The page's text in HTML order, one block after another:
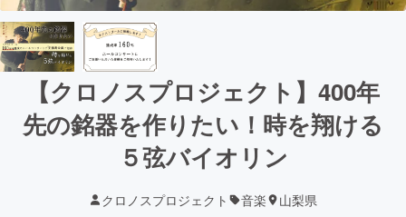
【クロノスプロジェクト】400年
先の銘器を作りたい！時を翔ける
５弦バイオリン
クロノスプロジェクト 音楽 山梨県